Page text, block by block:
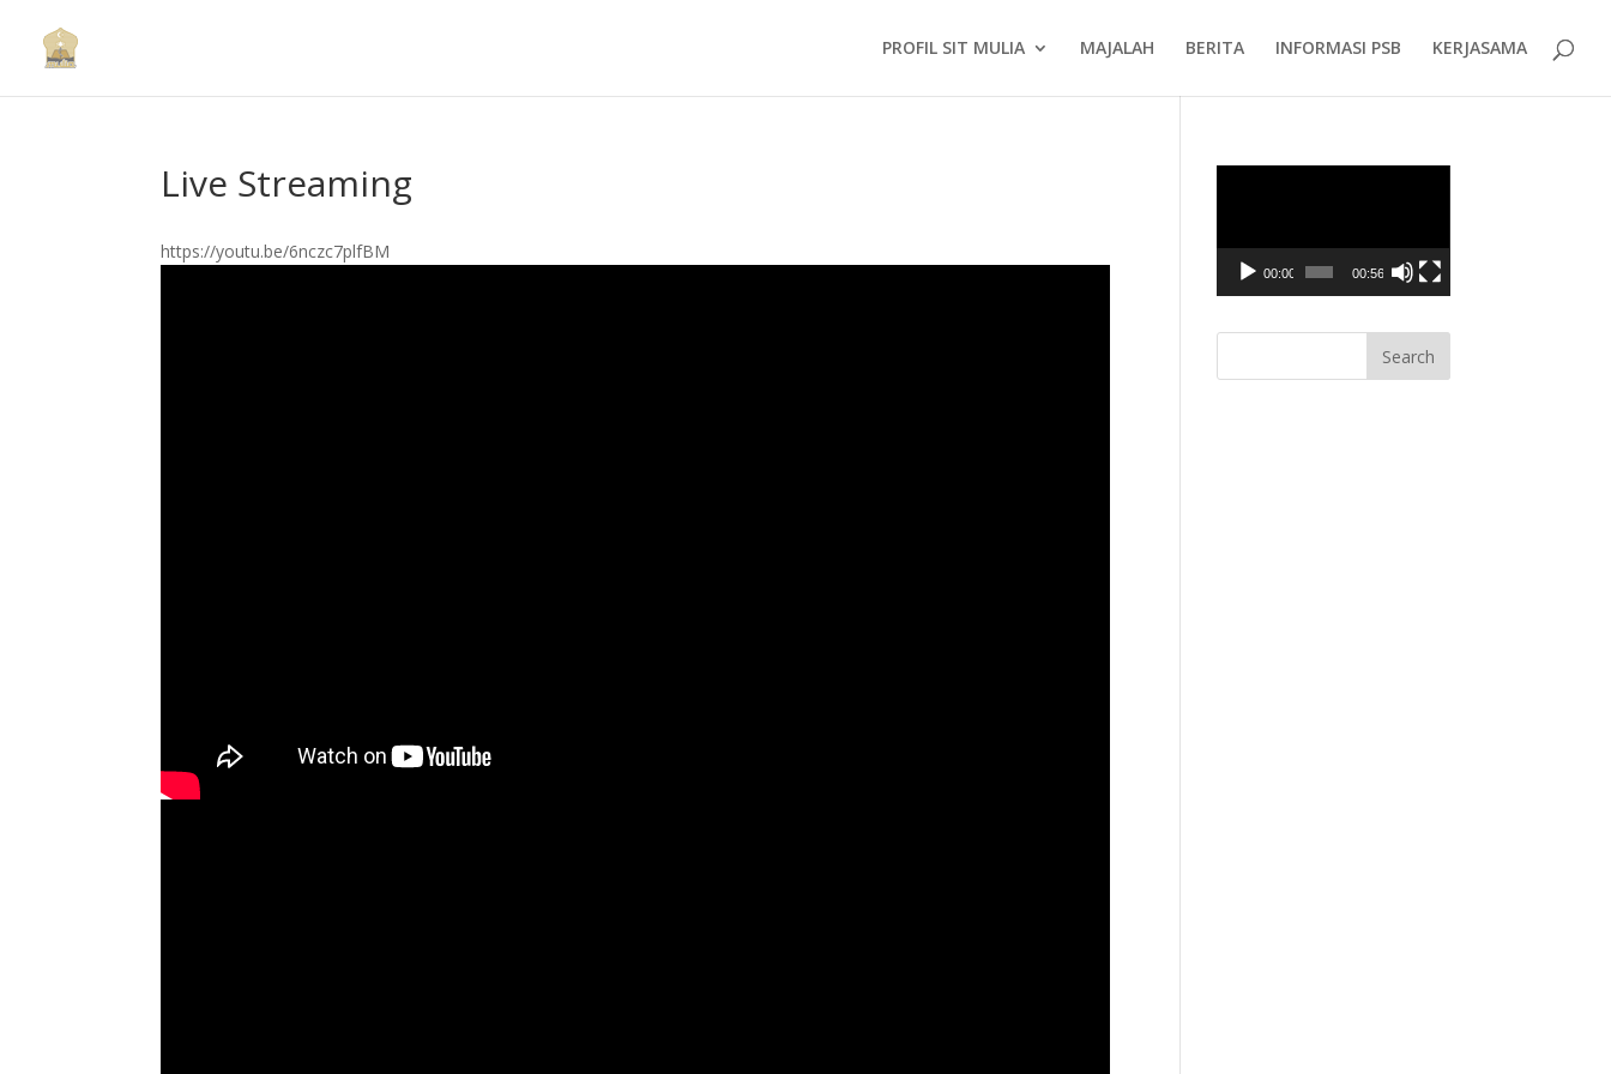
PROFIL SIT MULIA MAJALAH BERITA INFORMASI PSB KERJASAMA
Live Streaming
https://youtu.be/6nczc7plfBM
00:00 00:56